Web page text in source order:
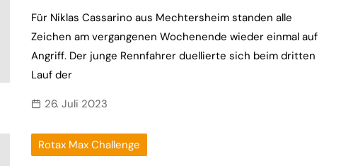
Für Niklas Cassarino aus Mechtersheim standen alle
Zeichen am vergangenen Wochenende wieder einmal auf
Angriff. Der junge Rennfahrer duellierte sich beim dritten
Lauf der
26. Juli 2023
Rotax Max Challenge